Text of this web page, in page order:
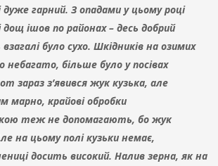
гарний. З опадами у цьому році
ішов по районах – десь добрий
було сухо. Шкідників на озимих
небагато, більше було у посівах
зараз з’явився жук кузька, але
марно, крайові обробки
теж не допомагають, бо жук
на цьому полі кузьки немає,
досить високий. Налив зерна, як на